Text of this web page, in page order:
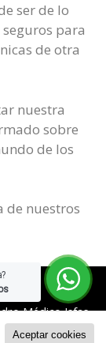
ser de lo
para
de otra
nuestra
sobre
de los
de nuestros
Médico Isfas»
Medico Vizcaya
Aceptar cookies